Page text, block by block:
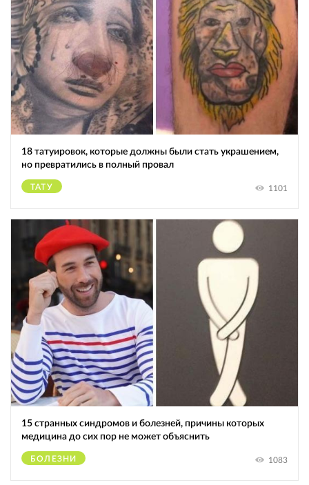
18 татуировок, которые должны были стать украшением,
но превратились в полный провал
ТАТУ 1101
15 странных синдромов и болезней, причины которых
медицина до сих пор не может объяснить
БОЛЕЗНИ 1083